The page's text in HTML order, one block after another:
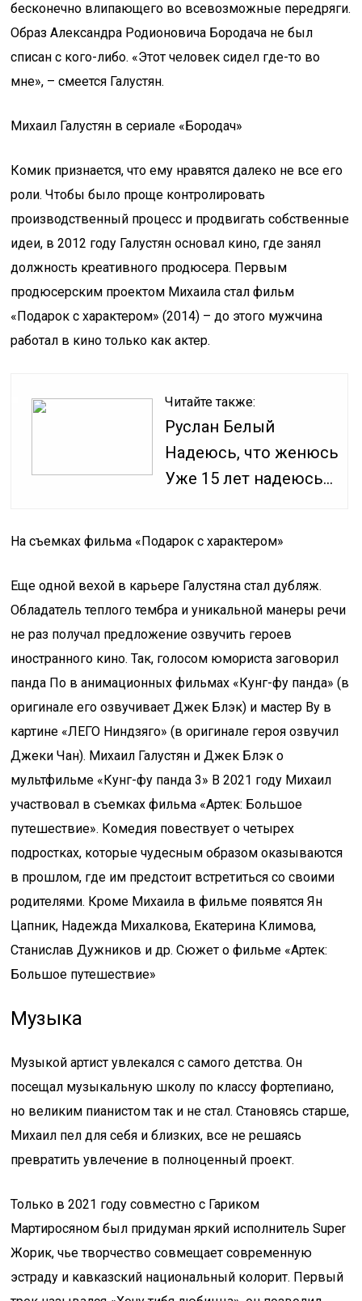
бесконечно влипающего во всевозможные передряги.
Образ Александра Родионовича Бородача не был
списан с кого-либо. «Этот человек сидел где-то во
мне», – смеется Галустян.
Михаил Галустян в сериале «Бородач»
Комик признается, что ему нравятся далеко не все его
роли. Чтобы было проще контролировать
производственный процесс и продвигать собственные
идеи, в 2012 году Галустян основал кино, где занял
должность креативного продюсера. Первым
продюсерским проектом Михаила стал фильм
«Подарок с характером» (2014) – до этого мужчина
работал в кино только как актер.
Читайте также:
Руслан Белый
Надеюсь, что женюсь
Уже 15 лет надеюсь…
На съемках фильма «Подарок с характером»
Еще одной вехой в карьере Галустяна стал дубляж.
Обладатель теплого тембра и уникальной манеры речи
не раз получал предложение озвучить героев
иностранного кино. Так, голосом юмориста заговорил
панда По в анимационных фильмах «Кунг-фу панда» (в
оригинале его озвучивает Джек Блэк) и мастер Ву в
картине «ЛЕГО Ниндзяго» (в оригинале героя озвучил
Джеки Чан). Михаил Галустян и Джек Блэк о
мультфильме «Кунг-фу панда 3» В 2021 году Михаил
участвовал в съемках фильма «Артек: Большое
путешествие». Комедия повествует о четырех
подростках, которые чудесным образом оказываются
в прошлом, где им предстоит встретиться со своими
родителями. Кроме Михаила в фильме появятся Ян
Цапник, Надежда Михалкова, Екатерина Климова,
Станислав Дужников и др. Сюжет о фильме «Артек:
Большое путешествие»
Музыка
Музыкой артист увлекался с самого детства. Он
посещал музыкальную школу по классу фортепиано,
но великим пианистом так и не стал. Становясь старше,
Михаил пел для себя и близких, все не решаясь
превратить увлечение в полноценный проект.
Только в 2021 году совместно с Гариком
Мартиросяном был придуман яркий исполнитель Super
Жорик, чье творчество совмещает современную
эстраду и кавказский национальный колорит. Первый